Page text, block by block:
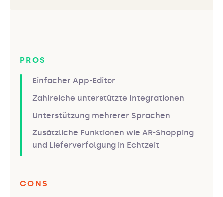
PROS
Einfacher App-Editor
Zahlreiche unterstützte Integrationen
Unterstützung mehrerer Sprachen
Zusätzliche Funktionen wie AR-Shopping
und Lieferverfolgung in Echtzeit
CONS